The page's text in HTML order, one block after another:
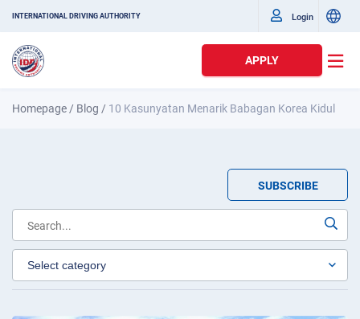
INTERNATIONAL DRIVING AUTHORITY Login
APPLY
Homepage / Blog / 10 Kasunyatan Menarik Babagan Korea Kidul
SUBSCRIBE